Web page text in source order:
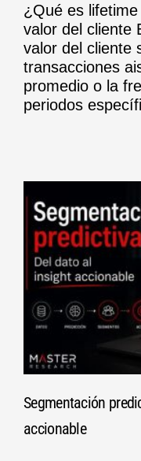
¿Qué es
valor del cliente
valor del cliente
transacciones
promedio o la
periodos
Segmentación
accionable